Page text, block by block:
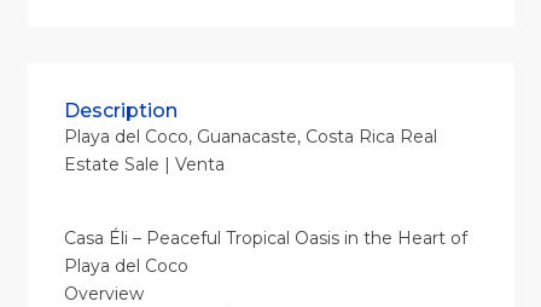
Description
Playa del Coco, Guanacaste, Costa Rica Real
Estate Sale | Venta
Casa Éli – Peaceful Tropical Oasis in the Heart of
Playa del Coco
Overview